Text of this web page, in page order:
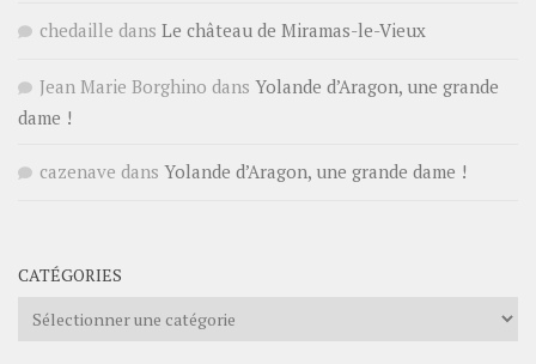
chedaille dans Le château de Miramas-le-Vieux
Jean Marie Borghino dans Yolande d’Aragon, une grande
dame !
cazenave dans Yolande d’Aragon, une grande dame !
CATÉGORIES
Catégories